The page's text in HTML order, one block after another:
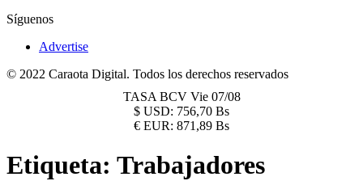
Síguenos
Advertise
© 2022 Caraota Digital. Todos los derechos reservados
TASA BCV Vie 07/08
$ USD: 756,70 Bs
€ EUR: 871,89 Bs
Etiqueta: Trabajadores